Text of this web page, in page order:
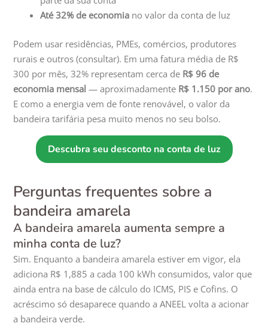
Até 32% de economia no valor da conta de luz
Podem usar residências, PMEs, comércios, produtores
rurais e outros (consultar). Em uma fatura média de R$
300 por mês, 32% representam cerca de R$ 96 de
economia mensal — aproximadamente R$ 1.150 por ano.
E como a energia vem de fonte renovável, o valor da
bandeira tarifária pesa muito menos no seu bolso.
Descubra seu desconto na conta de luz
Perguntas frequentes sobre a
bandeira amarela
A bandeira amarela aumenta sempre a
minha conta de luz?
Sim. Enquanto a bandeira amarela estiver em vigor, ela
adiciona R$ 1,885 a cada 100 kWh consumidos, valor que
ainda entra na base de cálculo do ICMS, PIS e Cofins. O
acréscimo só desaparece quando a ANEEL volta a acionar
a bandeira verde.